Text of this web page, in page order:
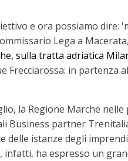
e ora possiamo dire:
Lega a
sulla tratta adriatica
in partenza
la Regione Marche nelle
Business partner
delle istanze degli
infatti, ha espresso un